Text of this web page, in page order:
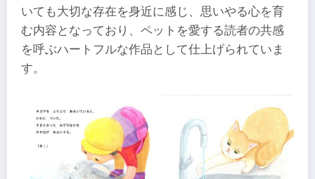
いても大切な存在を身近に感じ、思いやる心を育
む内容となっており、ペットを愛する読者の共感
を呼ぶハートフルな作品として仕上げられていま
す。